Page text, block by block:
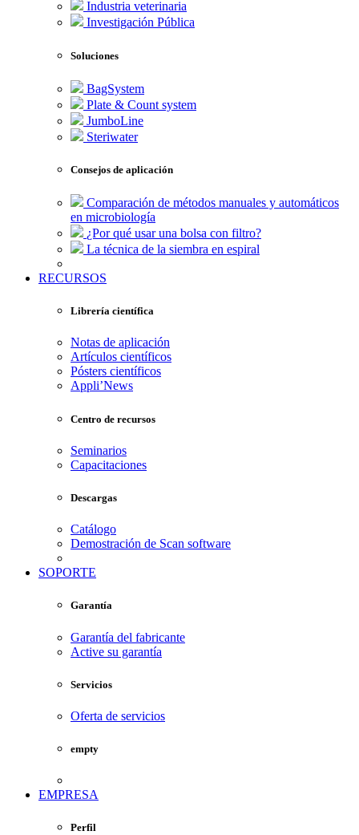
Industria veterinaria
Investigación Pública
Soluciones
BagSystem
Plate & Count system
JumboLine
Steriwater
Consejos de aplicación
Comparación de métodos manuales y automáticos
en microbiología
¿Por qué usar una bolsa con filtro?
La técnica de la siembra en espiral
RECURSOS
Librería científica
Notas de aplicación
Artículos científicos
Pósters científicos
Appli’News
Centro de recursos
Seminarios
Capacitaciones
Descargas
Catálogo
Demostración de Scan software
SOPORTE
Garantía
Garantía del fabricante
Active su garantía
Servicios
Oferta de servicios
empty
EMPRESA
Perfil